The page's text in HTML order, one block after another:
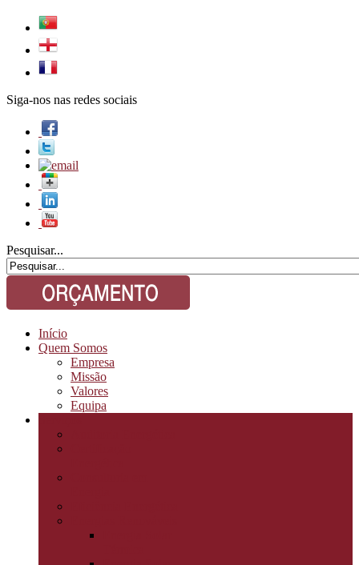
Siga-nos nas redes sociais
Pesquisar...
Início
Quem Somos
Empresa
Missão
Valores
Equipa